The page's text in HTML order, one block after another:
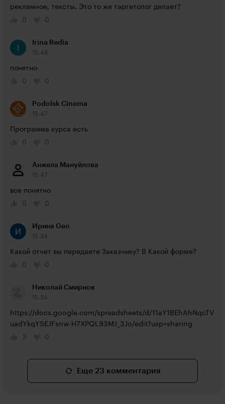
рекламное, тексты. Это то же таргетолог делает?
0
0
Irina Redia
15:48
понятно
0
0
Podolsk Cinema
15:47
Программа курса есть
0
0
Анжела Мануйлова
15:47
все понятно
0
0
Ирина Geo
15:34
Какой отчет вы передаете Заказчику? В Какой форме?
0
0
Николай Смирнов
15:34
https://docs.google.com/spreadsheets/d/11aY1BEhAhNqcTV
uadYkqYSEJFsnw-H7XPQL93MJ_3Jo/edit?usp=sharing
3
0
Еще 23 комментария